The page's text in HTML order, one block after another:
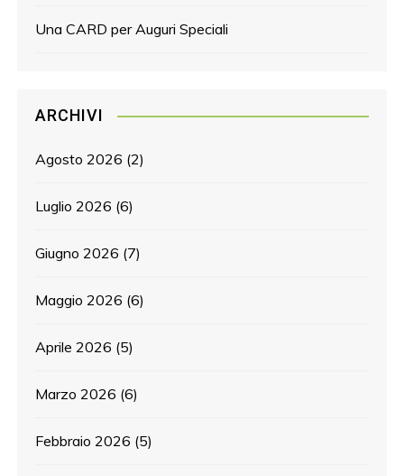
Una CARD per Auguri Speciali
ARCHIVI
Agosto 2026 (2)
Luglio 2026 (6)
Giugno 2026 (7)
Maggio 2026 (6)
Aprile 2026 (5)
Marzo 2026 (6)
Febbraio 2026 (5)